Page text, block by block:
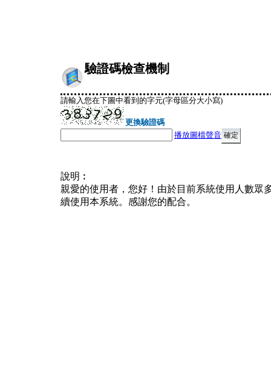
驗證碼檢查機制
請輸入您在下圖中看到的字元(字母區分大小寫)
更換驗證碼
播放圖檔聲音
說明︰
親愛的使用者，您好！由於目前系統使用人數眾
續使用本系統。感謝您的配合。